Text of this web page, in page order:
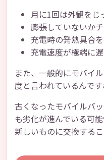
月に1回は外観をじ
膨張していないか
充電時の発熱具合
充電速度が極端に
また、一般的にモバイ
度と言われているんです
古くなったモバイルバ
も劣化が進んでいる可
新しいものに交換する